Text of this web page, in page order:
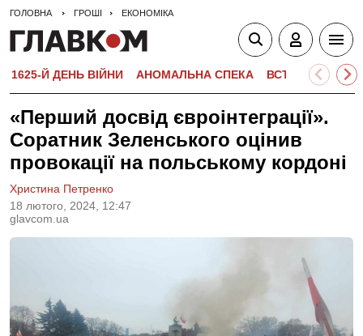
ГОЛОВНА ГРОШІ ЕКОНОМІКА
1625-Й ДЕНЬ ВІЙНИ АНОМАЛЬНА СПЕКА ВСТУПНА
«Перший досвід євроінтеграції».
Соратник Зеленського оцінив
провокації на польському кордоні
18 лютого, 2024, 12:47
glavcom.ua
Христина Петренко